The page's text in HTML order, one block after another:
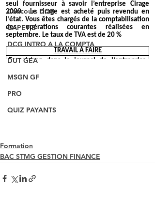
Concours DCG
CAPET B
DCG INTRO A LA COMPTA
DUT GEA
MSGN GF
PRO
QUIZ PAYANTS
Formation
BAC STMG GESTION FINANCE